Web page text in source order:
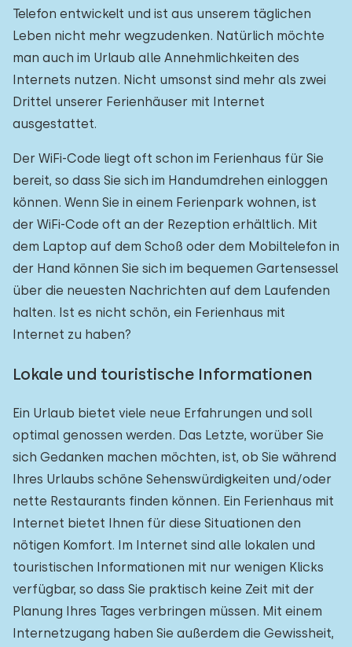
Telefon entwickelt und ist aus unserem täglichen
Leben nicht mehr wegzudenken. Natürlich möchte
man auch im Urlaub alle Annehmlichkeiten des
Internets nutzen. Nicht umsonst sind mehr als zwei
Drittel unserer Ferienhäuser mit Internet
ausgestattet.
Der WiFi-Code liegt oft schon im Ferienhaus für Sie
bereit, so dass Sie sich im Handumdrehen einloggen
können. Wenn Sie in einem Ferienpark wohnen, ist
der WiFi-Code oft an der Rezeption erhältlich. Mit
dem Laptop auf dem Schoß oder dem Mobiltelefon in
der Hand können Sie sich im bequemen Gartensessel
über die neuesten Nachrichten auf dem Laufenden
halten. Ist es nicht schön, ein Ferienhaus mit
Internet zu haben?
Lokale und touristische Informationen
Ein Urlaub bietet viele neue Erfahrungen und soll
optimal genossen werden. Das Letzte, worüber Sie
sich Gedanken machen möchten, ist, ob Sie während
Ihres Urlaubs schöne Sehenswürdigkeiten und/oder
nette Restaurants finden können. Ein Ferienhaus mit
Internet bietet Ihnen für diese Situationen den
nötigen Komfort. Im Internet sind alle lokalen und
touristischen Informationen mit nur wenigen Klicks
verfügbar, so dass Sie praktisch keine Zeit mit der
Planung Ihres Tages verbringen müssen. Mit einem
Internetzugang haben Sie außerdem die Gewissheit,